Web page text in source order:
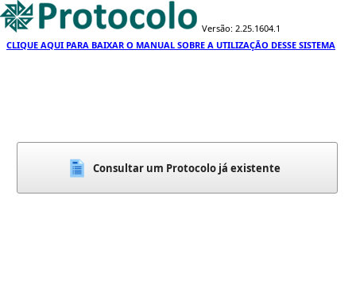
Consultar um Protocolo já existente
Versão: 2.25.1604.1
CLIQUE AQUI PARA BAIXAR O MANUAL SOBRE A UTILIZAÇÃO DESSE SISTEMA